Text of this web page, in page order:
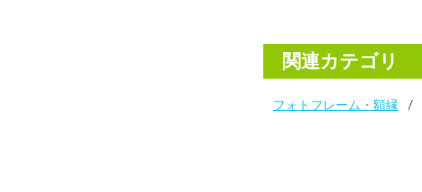
関連カテゴリ
フォトフレーム・額縁